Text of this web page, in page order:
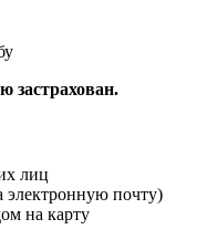
застрахован.
лиц
электронную почту)
на карту